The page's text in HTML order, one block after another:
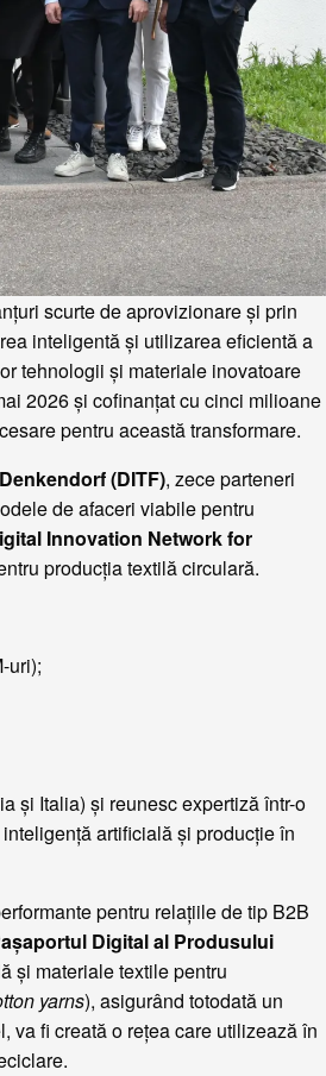
scurte de aprovizionare și prin
inteligentă și utilizarea eficientă a
tehnologii și materiale inovatoare
2026 și cofinanțat cu cinci milioane
pentru această transformare.
(DITF), zece parteneri
de afaceri viabile pentru
Innovation Network for
producția textilă circulară.
uri);
și Italia) și reunesc expertiză într-o
artificială și producție în
pentru relațiile de tip B2B
Digital al Produsului
și materiale textile pentru
yarns), asigurând totodată un
va fi creată o rețea care utilizează în